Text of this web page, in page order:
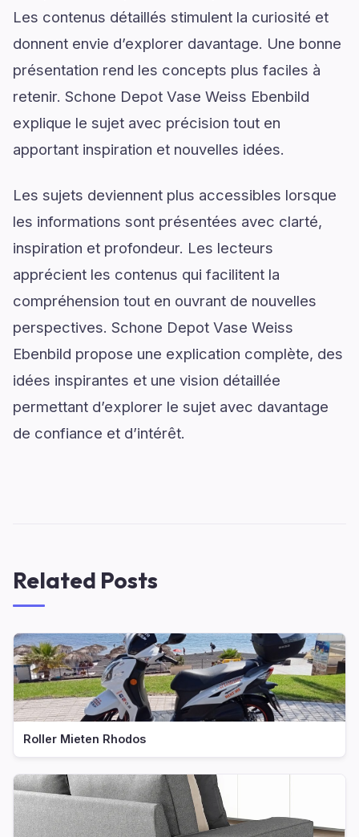
Les contenus détaillés stimulent la curiosité et
donnent envie d’explorer davantage. Une bonne
présentation rend les concepts plus faciles à
retenir. Schone Depot Vase Weiss Ebenbild
explique le sujet avec précision tout en
apportant inspiration et nouvelles idées.
Les sujets deviennent plus accessibles lorsque
les informations sont présentées avec clarté,
inspiration et profondeur. Les lecteurs
apprécient les contenus qui facilitent la
compréhension tout en ouvrant de nouvelles
perspectives. Schone Depot Vase Weiss
Ebenbild propose une explication complète, des
idées inspirantes et une vision détaillée
permettant d’explorer le sujet avec davantage
de confiance et d’intérêt.
Related Posts
Roller Mieten Rhodos